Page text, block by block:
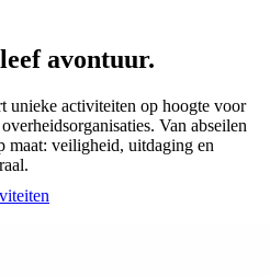
avontuur.
unieke activiteiten op hoogte voor
Van abseilen
maat: veiligheid, uitdaging en